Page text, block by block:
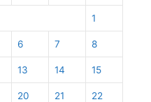
1
6 7 8
13 14 15
20 21 22